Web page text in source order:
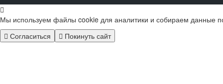
Мы используем файлы cookie для аналитики и собираем данные
Согласиться
Покинуть сайт